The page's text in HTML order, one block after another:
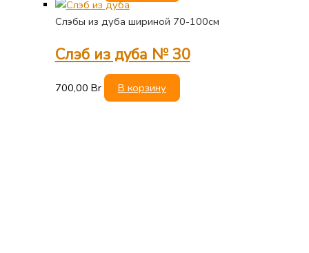
Слэбы из дуба шириной 70-100см
Слэб из дуба № 30
700,00 Br В корзину